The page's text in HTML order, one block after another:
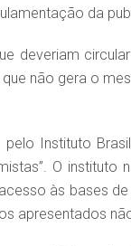
da
deveriam
não gera o
Instituto
O
às bases
apresentados